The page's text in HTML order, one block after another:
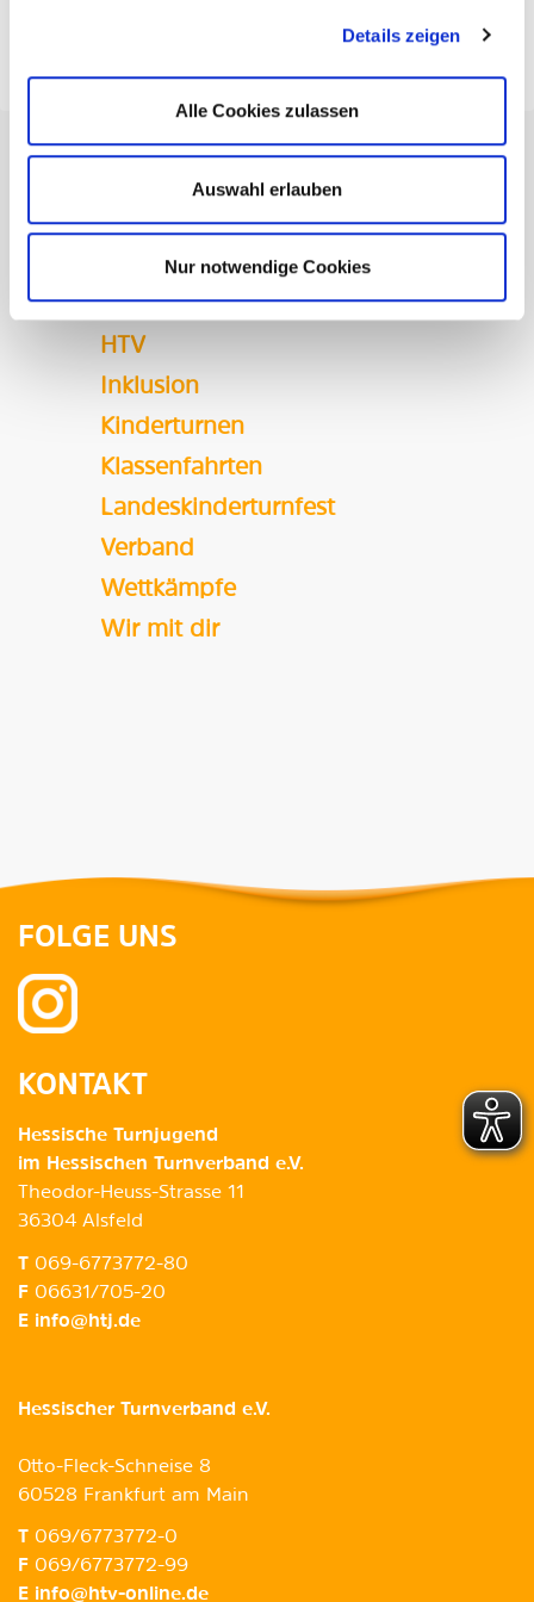
Details zeigen
Alle Cookies zulassen
Auswahl erlauben
Nur notwendige Cookies
KATEGORIE
Bildung
Camps & Freizeiten
HTJ-Vorstand
HTV
Inklusion
Kinderturnen
Klassenfahrten
Landeskinderturnfest
Verband
Wettkämpfe
Wir mit dir
FOLGE UNS
KONTAKT
Hessische Turnjugend
im Hessischen Turnverband e.V.
Theodor-Heuss-Strasse 11
36304 Alsfeld
T 069-6773772-80
F 06631/705-20
E info@htj.de
Hessischer Turnverband e.V.
Otto-Fleck-Schneise 8
60528 Frankfurt am Main
T 069/6773772-0
F 069/6773772-99
E info@htv-online.de